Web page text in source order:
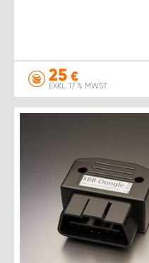
25 €
EXKL. 17 % MWST.